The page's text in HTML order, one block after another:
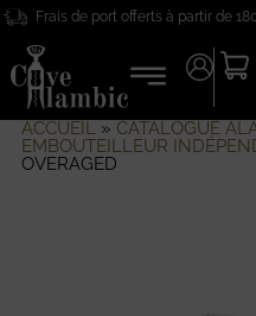
Frais de port offerts à partir de
ACCUEIL» CATALOGUE
EMBOUTEILLEUR
OVERAGED